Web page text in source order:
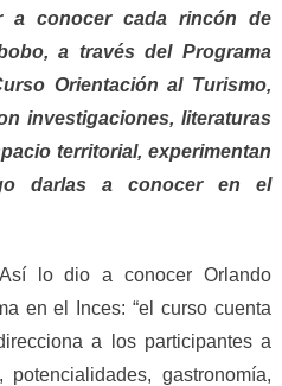
a conocer cada rincón de
a través del Programa
Orientación al Turismo,
investigaciones, literaturas
territorial, experimentan
darlas a conocer en el
lo dio a conocer Orlando
en el Inces: “el curso cuenta
a los participantes a
gastronomía,